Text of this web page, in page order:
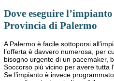
Dove eseguire
Provincia di Palermo
A Palermo è facile sottoporsi
l’offerta è davvero numerosa, per
bisogno urgente di un pacemaker,
Soccorso più vicino per avere tutta
Se l’impianto è invece